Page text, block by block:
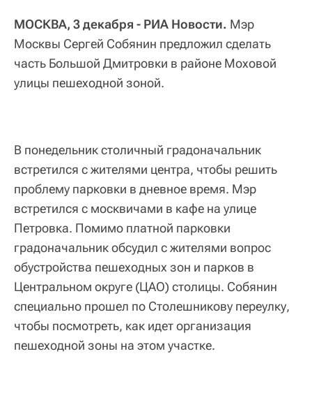
МОСКВА, 3 декабря - РИА Новости. Мэр
Москвы Сергей Собянин предложил сделать
часть Большой Дмитровки в районе Моховой
улицы пешеходной зоной.
В понедельник столичный градоначальник
встретился с жителями центра, чтобы решить
проблему парковки в дневное время. Мэр
встретился с москвичами в кафе на улице
Петровка. Помимо платной парковки
градоначальник обсудил с жителями вопрос
обустройства пешеходных зон и парков в
Центральном округе (ЦАО) столицы. Собянин
специально прошел по Столешникову переулку,
чтобы посмотреть, как идет организация
пешеходной зоны на этом участке.